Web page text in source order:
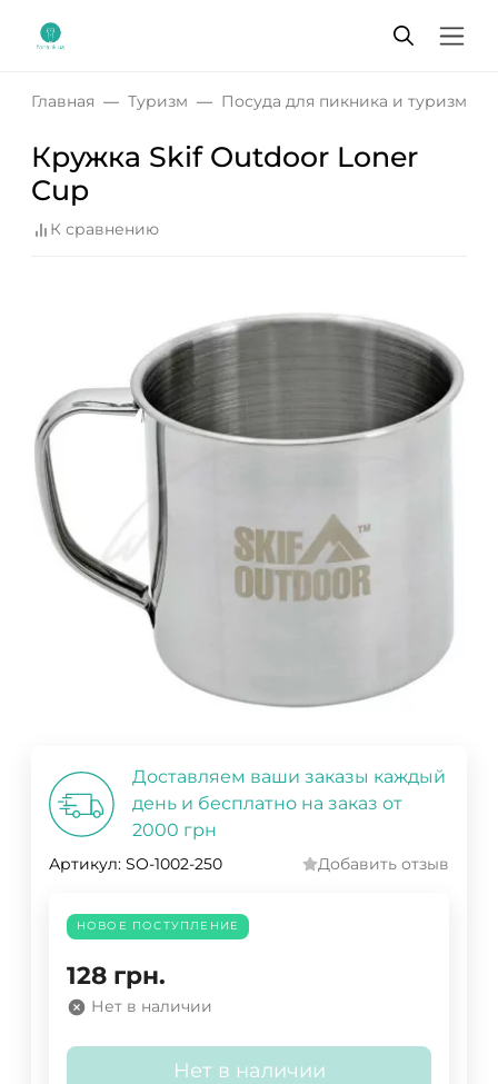
Главная Туризм Посуда для пикника и туризма
Кружка Skif Outdoor Loner
Cup
К сравнению
Доставляем ваши заказы каждый
день и бесплатно на заказ от
2000 грн
Артикул: SO-1002-250 Добавить отзыв
НОВОЕ ПОСТУПЛЕНИЕ
128 грн.
Нет в наличии
Нет в наличии